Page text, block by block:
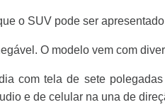
o SUV pode ser
O modelo vem com
com tela de sete
e de celular na una de